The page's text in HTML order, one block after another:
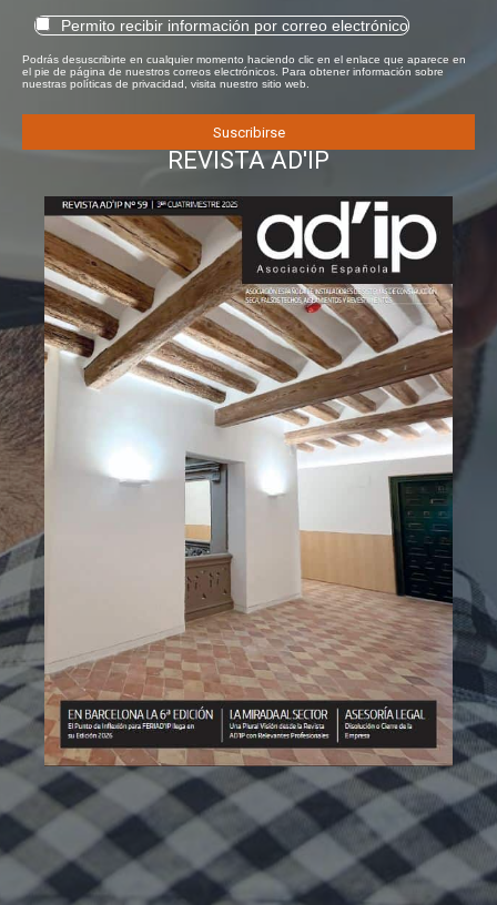
Permito recibir información por correo electrónico
Podrás desuscribirte en cualquier momento haciendo clic en el enlace que aparece en
el pie de página de nuestros correos electrónicos. Para obtener información sobre
nuestras políticas de privacidad, visita nuestro sitio web.
REVISTA AD'IP